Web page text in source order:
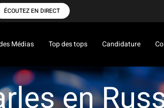
ÉCOUTEZ EN DIRECT
Médias Top des tops Candidature
en